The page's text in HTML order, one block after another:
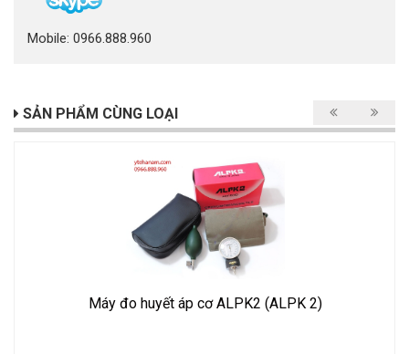
Mobile: 0966.888.960
SẢN PHẨM CÙNG LOẠI
Máy đo huyết áp cơ ALPK2 (ALPK 2)